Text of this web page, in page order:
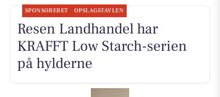
SPONSORERET OPSLAGSTAVLEN
Resen Landhandel har
KRAFFT Low Starch-serien
på hylderne